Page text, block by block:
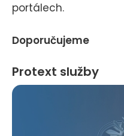
portálech.
Doporučujeme
Protext služby